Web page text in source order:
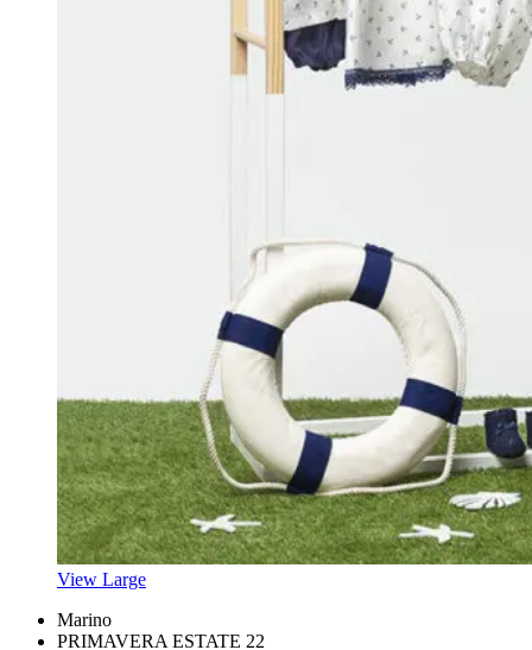
View Large
Marino
PRIMAVERA ESTATE 22